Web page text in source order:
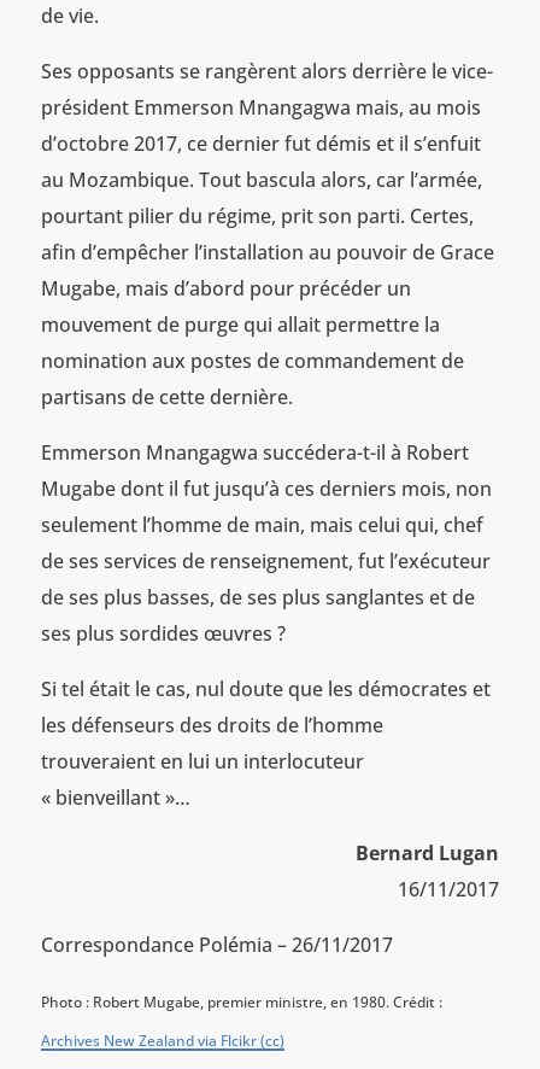
de vie.
Ses opposants se rangèrent alors derrière le vice-
président Emmerson Mnangagwa mais, au mois
d’octobre 2017, ce dernier fut démis et il s’enfuit
au Mozambique. Tout bascula alors, car l’armée,
pourtant pilier du régime, prit son parti. Certes,
afin d’empêcher l’installation au pouvoir de Grace
Mugabe, mais d’abord pour précéder un
mouvement de purge qui allait permettre la
nomination aux postes de commandement de
partisans de cette dernière.
Emmerson Mnangagwa succédera-t-il à Robert
Mugabe dont il fut jusqu’à ces derniers mois, non
seulement l’homme de main, mais celui qui, chef
de ses services de renseignement, fut l’exécuteur
de ses plus basses, de ses plus sanglantes et de
ses plus sordides œuvres ?
Si tel était le cas, nul doute que les démocrates et
les défenseurs des droits de l’homme
trouveraient en lui un interlocuteur
« bienveillant »…
Bernard Lugan
16/11/2017
Correspondance Polémia – 26/11/2017
Photo : Robert Mugabe, premier ministre, en 1980. Crédit :
Archives New Zealand via Flcikr (cc)